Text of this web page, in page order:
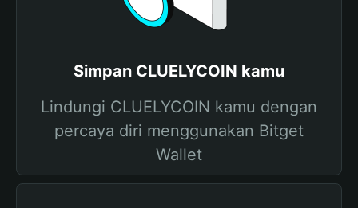
Simpan CLUELYCOIN kamu
Lindungi CLUELYCOIN kamu dengan
percaya diri menggunakan Bitget
Wallet